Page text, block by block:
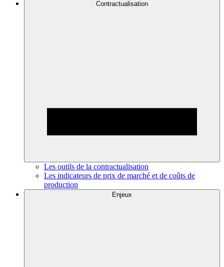
Contractualisation
Les outils de la contractualisation
Les indicateurs de prix de marché et de coûts de
production
Enjeux